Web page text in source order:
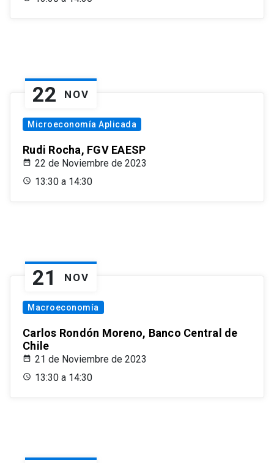
22 NOV
Microeconomía Aplicada
Rudi Rocha, FGV EAESP
22 de Noviembre de 2023
13:30 a 14:30
21 NOV
Macroeconomía
Carlos Rondón Moreno, Banco Central de
Chile
21 de Noviembre de 2023
13:30 a 14:30